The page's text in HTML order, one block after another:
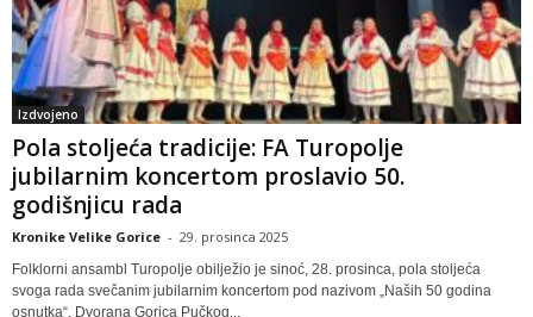
Izdvojeno
Pola stoljeća tradicije: FA Turopolje
jubilarnim koncertom proslavio 50.
godišnjicu rada
Kronike Velike Gorice - 29. prosinca 2025
Folklorni ansambl Turopolje obilježio je sinoć, 28. prosinca, pola stoljeća
svoga rada svečanim jubilarnim koncertom pod nazivom „Naših 50 godina
osnutka“. Dvorana Gorica Pučkog...